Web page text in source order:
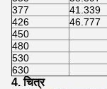
377
41.339
426
46.777
450
480
530
630
4. चित्र